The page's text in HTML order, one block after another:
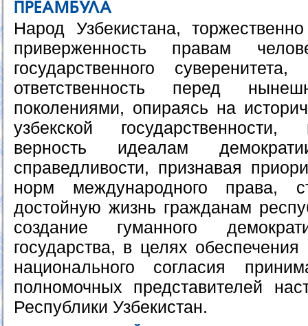
ПРЕАМБУЛА
Народ Узбекистана,
приверженность правам
государственного
ответственность перед
поколениями, опираясь на
узбекской
верность идеалам
справедливости, признавая
норм международного права,
достойную жизнь гражданам
создание гуманного
государства, в целях
национального согласия
полномочных представителей
Республики Узбекистан.